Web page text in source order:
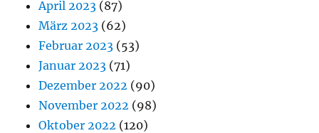
April 2023 (87)
März 2023 (62)
Februar 2023 (53)
Januar 2023 (71)
Dezember 2022 (90)
November 2022 (98)
Oktober 2022 (120)